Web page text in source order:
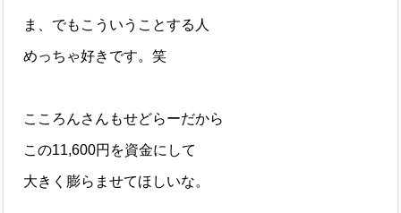
ま、でもこういうことする人
めっちゃ好きです。笑
こころんさんもせどらーだから
この11,600円を資金にして
大きく膨らませてほしいな。